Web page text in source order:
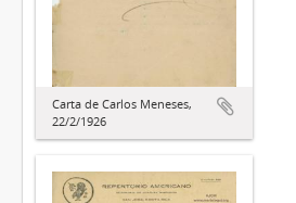
Carta de Carlos Meneses,
22/2/1926